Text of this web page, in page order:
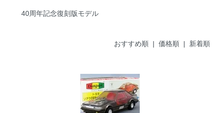
40周年記念復刻版モデル
おすすめ順 | 価格順| 新着順